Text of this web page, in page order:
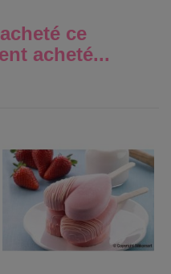
ce
acheté...